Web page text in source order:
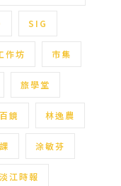
SIG
作坊 市集
旅學堂
鏡 林逸農
涂敏芬
淡江時報